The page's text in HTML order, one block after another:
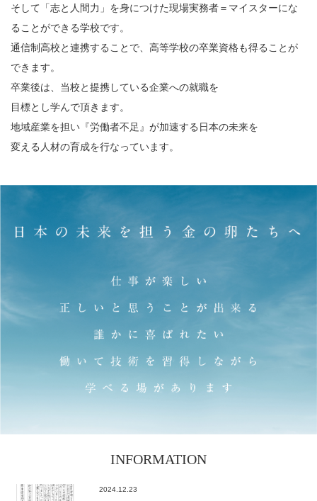
そして「志と人間力」を身につけた現場実務者＝マイスターにな
ることができる学校です。
通信制高校と連携することで、高等学校の卒業資格も得ることが
できます。
卒業後は、当校と提携している企業への就職を
目標とし学んで頂きます。
地域産業を担い『労働者不足』が加速する日本の未来を
変える人材の育成を行なっています。
INFORMATION
2024.12.23